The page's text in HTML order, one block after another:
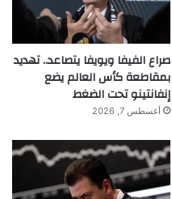
صراع الفيفا ويويفا يتصاعد.. تهديد
بمقاطعة كأس العالم يضع
إنفانتينو تحت الضغط
أغسطس 7, 2026